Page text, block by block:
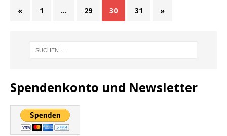
« 1 … 29 30 31 »
Spendenkonto und Newsletter